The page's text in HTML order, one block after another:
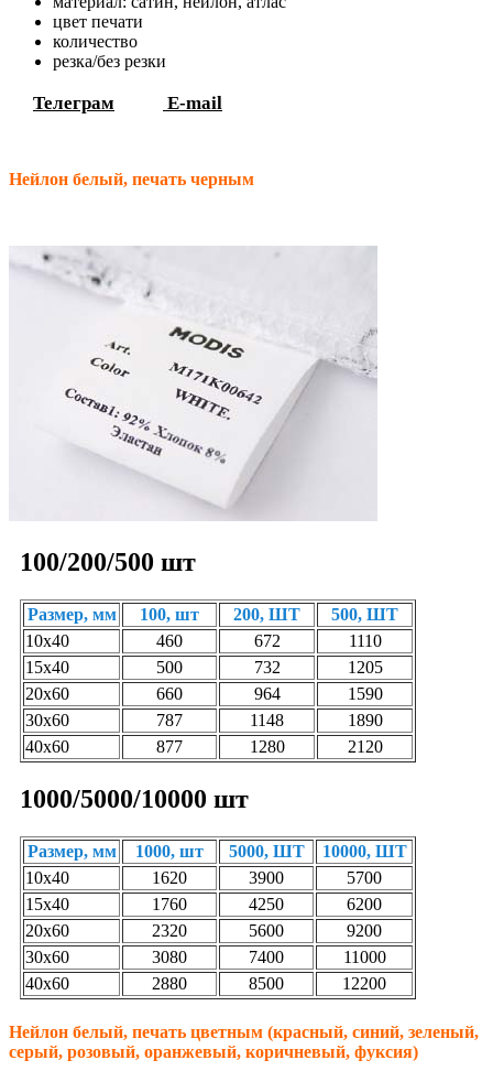
цвет печати
количество
резка/без резки
Телеграм E-mail
Нейлон белый, печать черным
100/200/500 шт
Размер, мм 100, шт 200, ШТ
500, ШТ
10х40
460 672
1110
15х40
500 732
1205
20х60
660 964
1590
30х60
787 1148
1890
40х60
877 1280 2120
1000/5000/10000 шт
Размер, мм 1000, шт 5000, ШТ
10000, ШТ
10х40
1620 3900
5700
15х40
1760 4250
6200
20х60
2320 5600
9200
30х60
3080 7400
11000
40х60
2880 8500 12200
Нейлон белый, печать цветным (красный, синий, зеленый,
серый, розовый, оранжевый, коричневый, фуксия)